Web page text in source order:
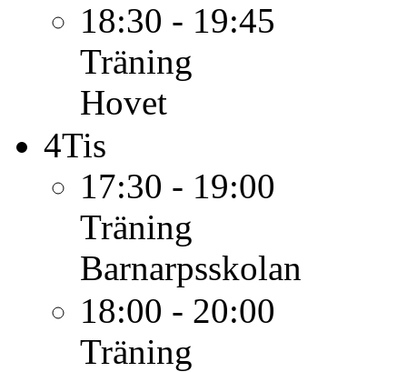
18:30 - 19:45
Träning
Hovet
4Tis
17:30 - 19:00
Träning
Barnarpsskolan
18:00 - 20:00
Träning